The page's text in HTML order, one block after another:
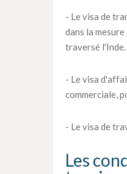
- Le visa de
dans la
traversé l'Inde.
- Le visa
commerciale,
- Le visa de
Les